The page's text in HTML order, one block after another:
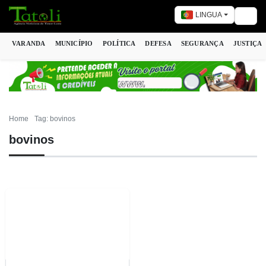
LINGUA
VARANDA MUNICÍPIO POLÍTICA DEFESA SEGURANÇA JUSTIÇA
Home Tag: bovinos
bovinos